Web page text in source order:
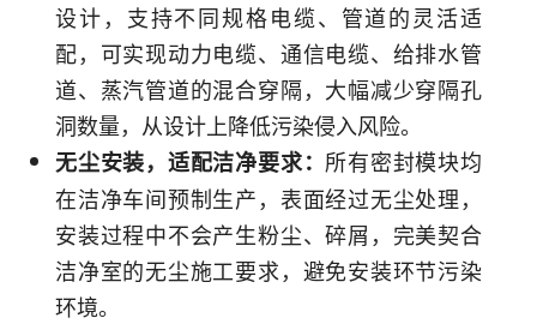
设计，支持不同规格电缆、管道的灵活适
配，可实现动力电缆、通信电缆、给排水管
道、蒸汽管道的混合穿隔，大幅减少穿隔孔
洞数量，从设计上降低污染侵入风险。
无尘安装，适配洁净要求：所有密封模块均
在洁净车间预制生产，表面经过无尘处理，
安装过程中不会产生粉尘、碎屑，完美契合
洁净室的无尘施工要求，避免安装环节污染
环境。